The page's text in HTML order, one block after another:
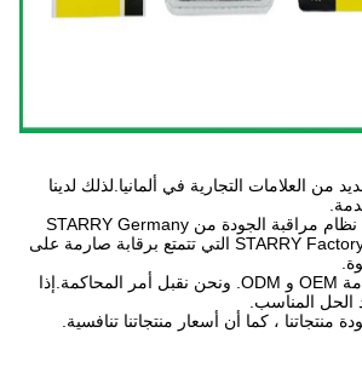
من العلامات التجارية في ألمانيا.لذلك لدينا
يضمن نظام مراقبة الجودة من STARRY Germany
جودة منتجات وخدمات STARRY Factory التي تتمتع برقابة صارمة على
نحن نقدم خدمة OEM و ODM. ونحن نقبل أمر المحاكمة.إذا
المناسب.
منتجاتنا ، كما أن أسعار منتجاتنا تنافسية.